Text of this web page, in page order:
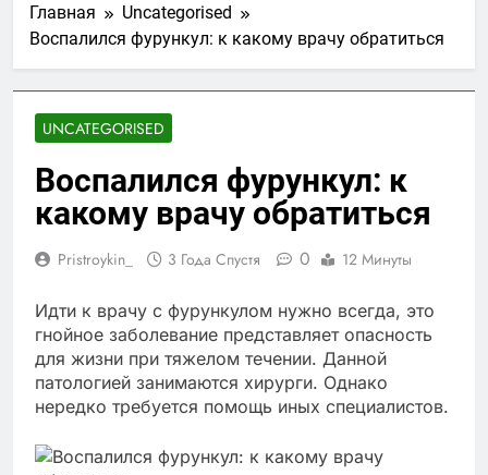
Главная
Uncategorised
Воспалился фурункул: к какому врачу обратиться
UNCATEGORISED
Воспалился фурункул: к
какому врачу обратиться
Pristroykin_ 3 Года Спустя 0 12 Минуты
Идти к врачу с фурункулом нужно всегда, это
гнойное заболевание представляет опасность
для жизни при тяжелом течении. Данной
патологией занимаются хирурги. Однако
нередко требуется помощь иных специалистов.